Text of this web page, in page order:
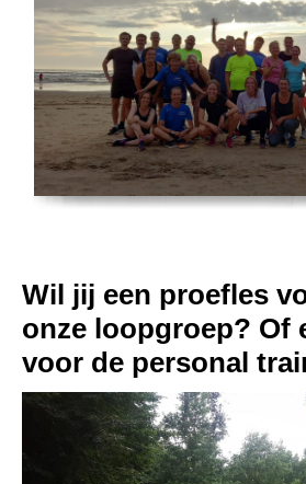
Wil jij een proefles
onze loopgroep? Of
voor de personal